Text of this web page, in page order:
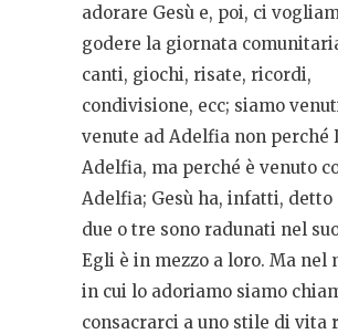
adorare Gesù e, poi, ci
godere la giornata
canti, giochi, risate, ricordi,
condivisione, ecc; siamo
venute ad Adelfia non perché
Adelfia, ma perché è venuto
Adelfia; Gesù ha, infatti, detto
due o tre sono radunati nel
Egli è in mezzo a loro. Ma nel
in cui lo adoriamo siamo
consacrarci a uno stile di vita